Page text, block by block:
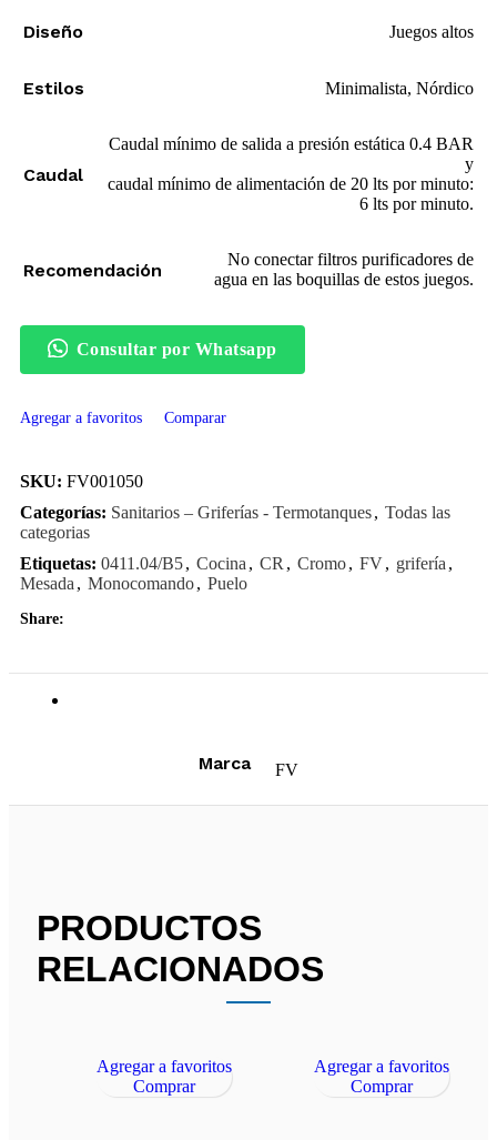
Diseño Juegos altos
Estilos Minimalista, Nórdico
Caudal
Caudal mínimo de salida a presión estática 0.4 BAR
y
caudal mínimo de alimentación de 20 lts por minuto:
6 lts por minuto.
Recomendación
No conectar filtros purificadores de
agua en las boquillas de estos juegos.
Consultar por Whatsapp
Agregar a favoritos Comparar
SKU: FV001050
Categorías: Sanitarios – Griferías - Termotanques, Todas las
categorias
Etiquetas: 0411.04/B5, Cocina , CR , Cromo, FV, grifería ,
Mesada , Monocomando, Puelo
Share:
Marca FV
PRODUCTOS
RELACIONADOS
Agregar a favoritos
Comprar
Agregar a favoritos
Comprar